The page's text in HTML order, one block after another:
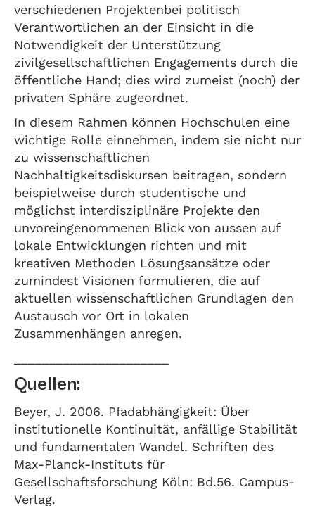
verschiedenen Projektenbei politisch
Verantwortlichen an der Einsicht in die
Notwendigkeit der Unterstützung
zivilgesellschaftlichen Engagements durch die
öffentliche Hand; dies wird zumeist (noch) der
privaten Sphäre zugeordnet.
In diesem Rahmen können Hochschulen eine
wichtige Rolle einnehmen, indem sie nicht nur
zu wissenschaftlichen
Nachhaltigkeitsdiskursen beitragen, sondern
beispielweise durch studentische und
möglichst interdisziplinäre Projekte den
unvoreingenommenen Blick von aussen auf
lokale Entwicklungen richten und mit
kreativen Methoden Lösungsansätze oder
zumindest Visionen formulieren, die auf
aktuellen wissenschaftlichen Grundlagen den
Austausch vor Ort in lokalen
Zusammenhängen anregen.
Quellen:
Beyer, J. 2006. Pfadabhängigkeit: Über
institutionelle Kontinuität, anfällige Stabilität
und fundamentalen Wandel. Schriften des
Max-Planck-Instituts für
Gesellschaftsforschung Köln: Bd.56. Campus-
Verlag.